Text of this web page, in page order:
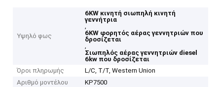
Υψηλό φως
6KW κινητή σιωπηλή κινητή
γεννήτρια
,
6KW φορητός αέρας γεννητριών που
δροσίζεται
,
Σιωπηλός αέρας γεννητριών diesel
6kw που δροσίζεται
Όροι πληρωμής
L/C, T/T, Western Union
Αριθμό μοντέλου
KP7500